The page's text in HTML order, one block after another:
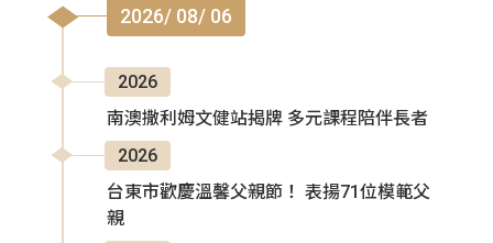
2026/ 08/ 06
2026
南澳撒利姆文健站揭牌 多元課程陪伴長者
2026
台東市歡慶溫馨父親節！ 表揚71位模範父
親